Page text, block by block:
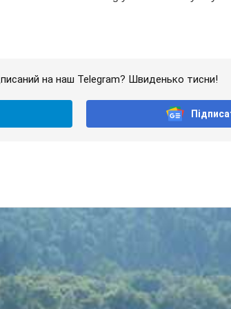
на наш Telegram? Швиденько тисни!